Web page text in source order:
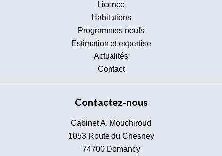
Licence
Habitations
Programmes neufs
Estimation et expertise
Actualités
Contact
Contactez-nous
Cabinet A. Mouchiroud
1053 Route du Chesney
74700Domancy